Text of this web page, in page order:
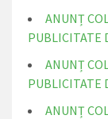
ANUNȚ
PUBLICITATE
ANUNȚ
PUBLICITATE
ANUNȚ